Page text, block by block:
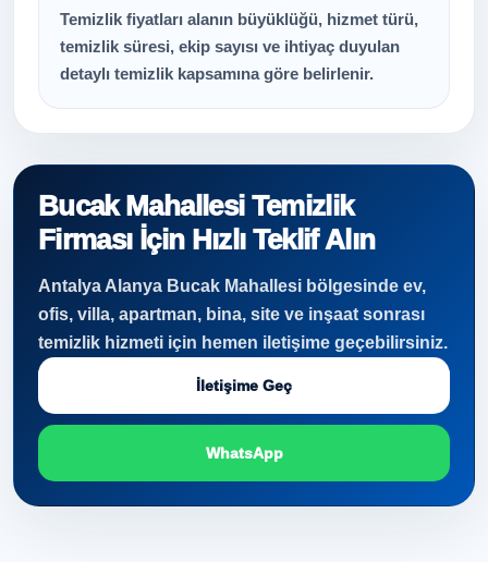
Temizlik fiyatları alanın büyüklüğü, hizmet türü,
temizlik süresi, ekip sayısı ve ihtiyaç duyulan
detaylı temizlik kapsamına göre belirlenir.
Bucak Mahallesi Temizlik
Firması İçin Hızlı Teklif Alın
Antalya Alanya Bucak Mahallesi bölgesinde ev,
ofis, villa, apartman, bina, site ve inşaat sonrası
temizlik hizmeti için hemen iletişime geçebilirsiniz.
İletişime Geç
WhatsApp